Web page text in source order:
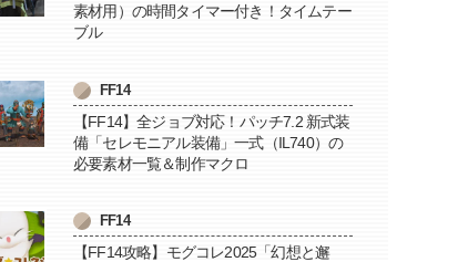
素材用）の時間タイマー付き！タイムテー
ブル
FF14
【FF14】全ジョブ対応！パッチ7.2 新式装
備「セレモニアル装備」一式（IL740）の
必要素材一覧＆制作マクロ
FF14
【FF14攻略】モグコレ2025「幻想と邂